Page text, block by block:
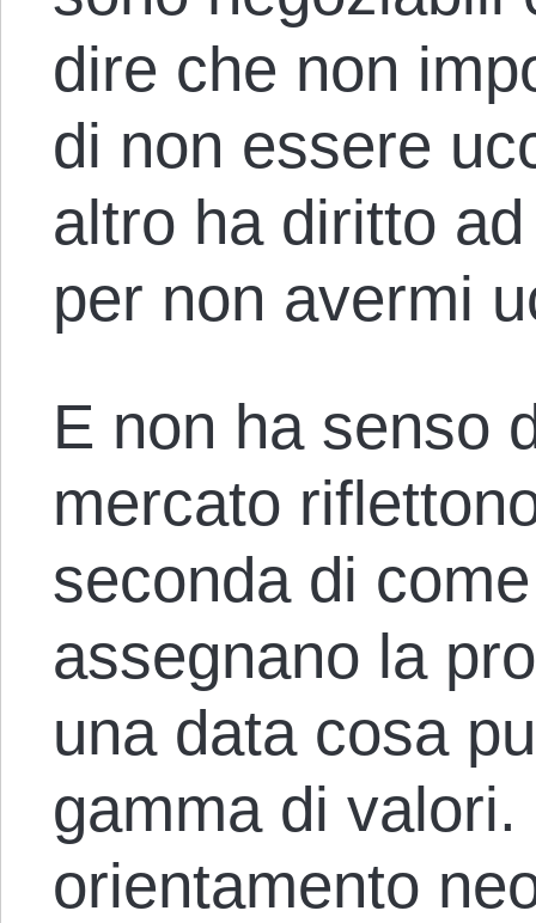
dire che non
di non essere
altro ha diritto
per non avermi
E non ha senso
mercato
seconda di
assegnano la
una data cosa
gamma di
orientamento